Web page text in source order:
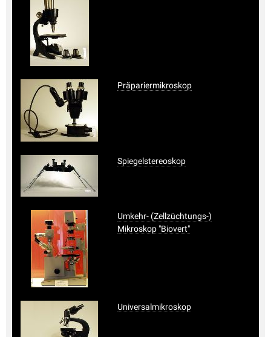
Präpariermikroskop
Spiegelstereoskop
Umkehr- (Zellzüchtungs-)
Mikroskop "Biovert"
Universalmikroskop